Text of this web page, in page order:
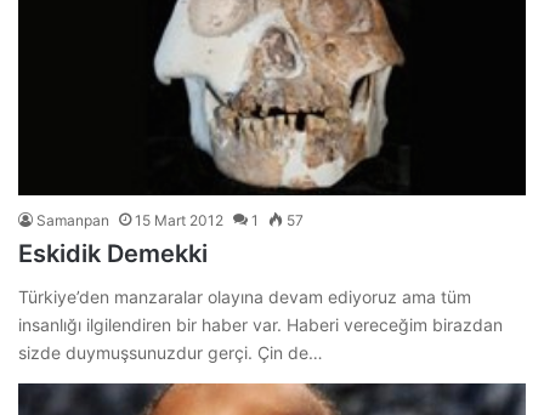
Samanpan 15 Mart 2012 1 57
Eskidik Demekki
Türkiye’den manzaralar olayına devam ediyoruz ama tüm
insanlığı ilgilendiren bir haber var. Haberi vereceğim birazdan
sizde duymuşsunuzdur gerçi. Çin de…